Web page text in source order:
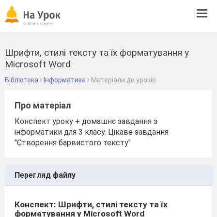
Шрифти, стилі тексту та їх форматування у
Microsoft Word
Бібліотека Інформатика Матеріали до уроків
Про матеріал
Конспект уроку + домашнє завдання з
інформатики для 3 класу. Цікаве завдання
"Створення барвистого тексту"
Перегляд файлу
Конспект: Шрифти, стилі тексту та їх
форматування у Microsoft Word